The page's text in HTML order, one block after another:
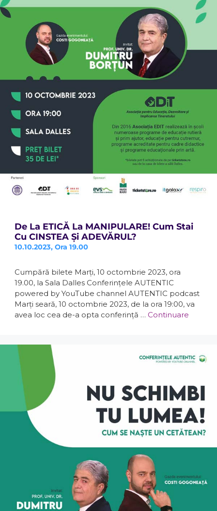
De La ETICĂ La MANIPULARE! Cum Stai
Cu CINSTEA Și ADEVĂRUL?
10.10.2023, Ora 19.00
Cumpără bilete Marți, 10 octombrie 2023, ora
19.00, la Sala Dalles Conferințele AUTENTIC
powered by YouTube channel AUTENTIC podcast
Marți seară, 10 octombrie 2023, de la ora 19:00, va
avea loc cea de-a opta conferință … Continuare